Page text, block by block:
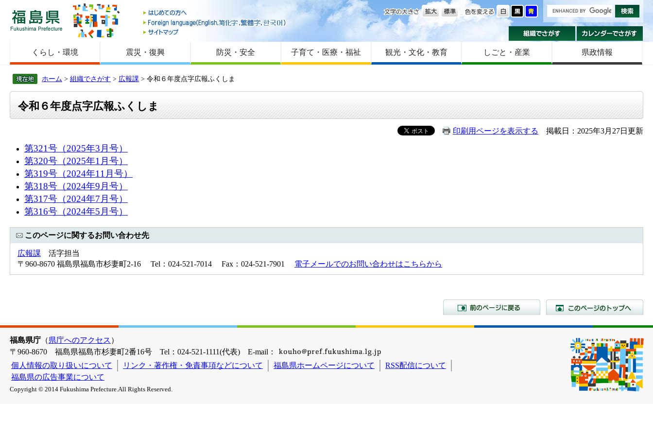
福島県
はじめての方へ
Foreign language
サイトマップ
色を変える
文字の大きさ
組織でさがす
くらし・環境 震災・復興 防災・安全 子育て・医療・福祉 観光・文化・教育 しごと・産業 県政情報
ホーム > 組織でさがす > 広報課 > 令和６年度点字広報ふくしま
令和６年度点字広報ふくしま
印刷用ページを表示する 掲載日：2025年3月27日更新
第321号（2025年3月号）
第320号（2025年1月号）
第319号（2024年11月号）
第318号（2024年9月号）
第317号（2024年7月号）
第316号（2024年5月号）
このページに関するお問い合わせ先
広報課 活字担当
〒960-8670 福島県福島市杉妻町2-16 Tel：024-521-7014 Fax：024-521-7901 電子メールでのお問い合わせはこちらから
前のページに戻る
福島県庁 （県庁へのアクセス ）
〒960-8670 福島県福島市杉妻町2番16号 Tel：024-521-1111(代表) E-mail：
個人情報の取り扱いについて
リンク・著作権・免責事項などについて 福島県ホームページについて
RSS配信について
福島県の広告事業について
Copyright © 2014 Fukushima Prefecture.All Rights Reserved.